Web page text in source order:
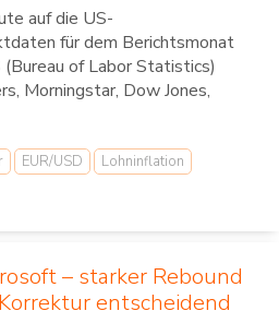
auf die US-
für dem Berichtsmonat
(Bureau of Labor Statistics)
Morningstar, Dow Jones,
EUR/USD
Lohninflation
– starker Rebound
entscheidend